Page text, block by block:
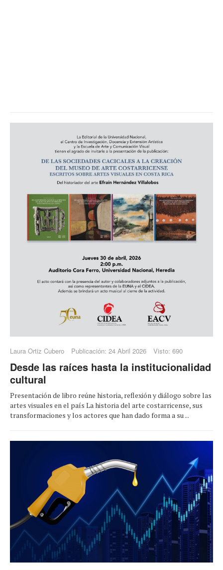
Laura Ortiz Cubero Publicación: 24 Abril 2026 Visto: 690
Desde las raíces hasta la institucionalidad
cultural
Presentación de libro reúne historia, reflexión y diálogo sobre las
artes visuales en el país La historia del arte costarricense, sus
transformaciones y los actores que han dado forma a su ...